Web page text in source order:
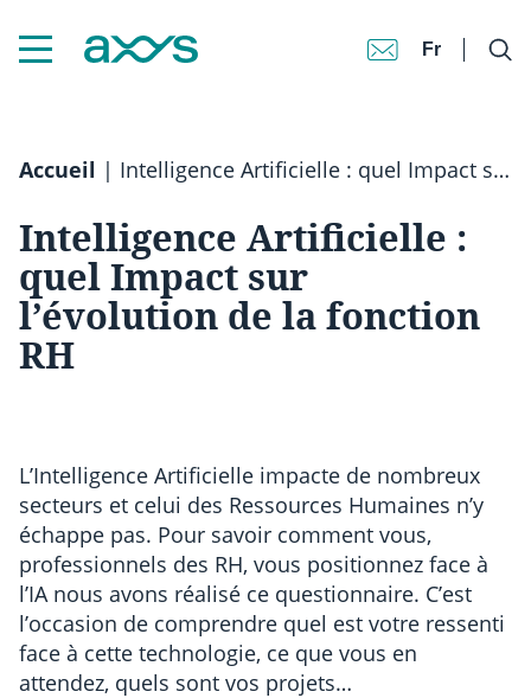
Fr
Accueil | Intelligence Artificielle : quel Impact sur l’évolution de la fonction RH
Intelligence Artificielle :
quel Impact sur
l’évolution de la fonction
RH
L’Intelligence Artificielle impacte de nombreux
secteurs et celui des Ressources Humaines n’y
échappe pas. Pour savoir comment vous,
professionnels des RH, vous positionnez face à
l’IA nous avons réalisé ce questionnaire. C’est
l’occasion de comprendre quel est votre ressenti
face à cette technologie, ce que vous en
attendez, quels sont vos projets…